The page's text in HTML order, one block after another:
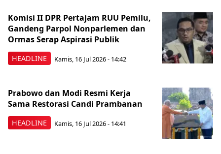
HEADLINE
Komisi II DPR Pertajam RUU Pemilu,
Gandeng Parpol Nonparlemen dan
Ormas Serap Aspirasi Publik
Kamis, 16 Jul 2026 - 14:42
HEADLINE
Prabowo dan Modi Resmi Kerja
Sama Restorasi Candi Prambanan
Kamis, 16 Jul 2026 - 14:41